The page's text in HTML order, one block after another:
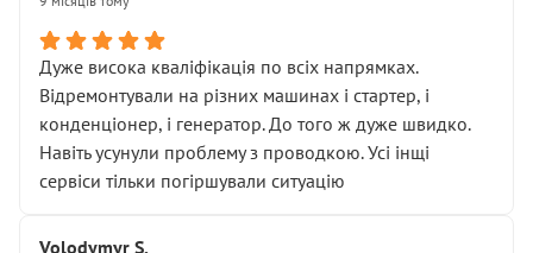
Дуже висока кваліфікація по всіх напрямках.
Відремонтували на різних машинах і стартер, і
конденціонер, і генератор. До того ж дуже швидко.
Навіть усунули проблему з проводкою. Усі інщі
сервіси тільки погіршували ситуацію
Volodymyr S.